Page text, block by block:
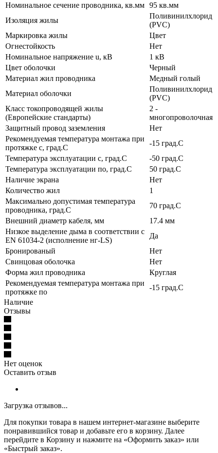
Номинальное сечение проводника, кв.мм 95 кв.мм
Изоляция жилы
Поливинилхлорид
(PVC)
Маркировка жилы
Цвет
Огнестойкость
Нет
Номинальное напряжение u, кВ
1 кВ
Цвет оболочки
Черный
Материал жил проводника
Медный голый
Материал оболочки
Поливинилхлорид
(PVC)
Класс токопроводящей жилы
(Европейские стандарты)
2 -
многопроволочная
Защитный провод заземления
Нет
Рекомендуемая температура монтажа при
протяжке с, град.C
-15 град.C
Температура эксплуатации с, град.C
-50 град.C
Температура эксплуатации по, град.C
50 град.C
Наличие экрана
Нет
Количество жил
1
Максимально допустимая температура
проводника, град.C
70 град.C
Внешний диаметр кабеля, мм
17.4 мм
Низкое выделение дыма в соответствии с
EN 61034-2 (исполнение нг-LS)
Да
Бронированый
Нет
Свинцовая оболочка
Нет
Форма жил проводника
Круглая
Рекомендуемая температура монтажа при
протяжке по
-15 град.C
Наличие
Отзывы
Нет оценок
Оставить отзыв
Загрузка отзывов...
Для покупки товара в нашем интернет-магазине выберите
понравившийся товар и добавьте его в корзину. Далее
перейдите в Корзину и нажмите на «Оформить заказ» или
«Быстрый заказ».